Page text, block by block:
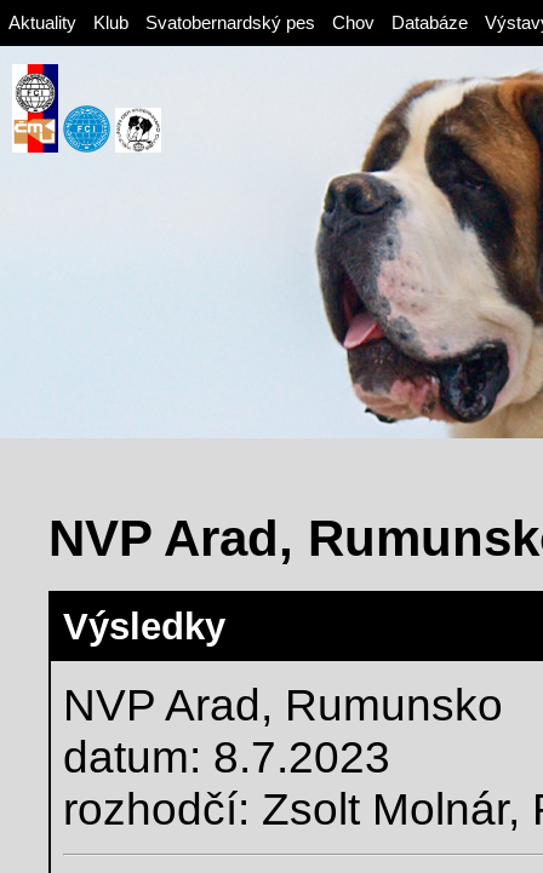
Aktuality Klub Svatobernardský pes Chov Databáze
NVP Arad,
Výsledky
NVP Arad, Rumunsko
datum: 8.7.2023
rozhodčí: Zsolt Molnár,